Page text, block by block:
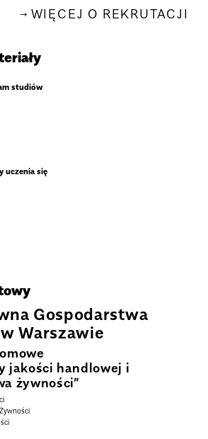
WIĘCEJ O REKRUTACJI
studiów
uczenia się
Gospodarstwa
Warszawie
jakości handlowej i
żywności”